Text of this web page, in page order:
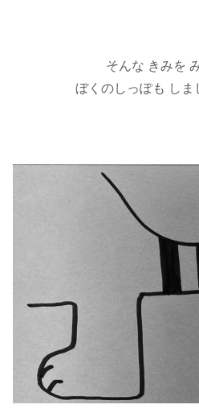
そんな きみを
ぼくのしっぽも しま